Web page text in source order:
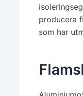
producera
som har